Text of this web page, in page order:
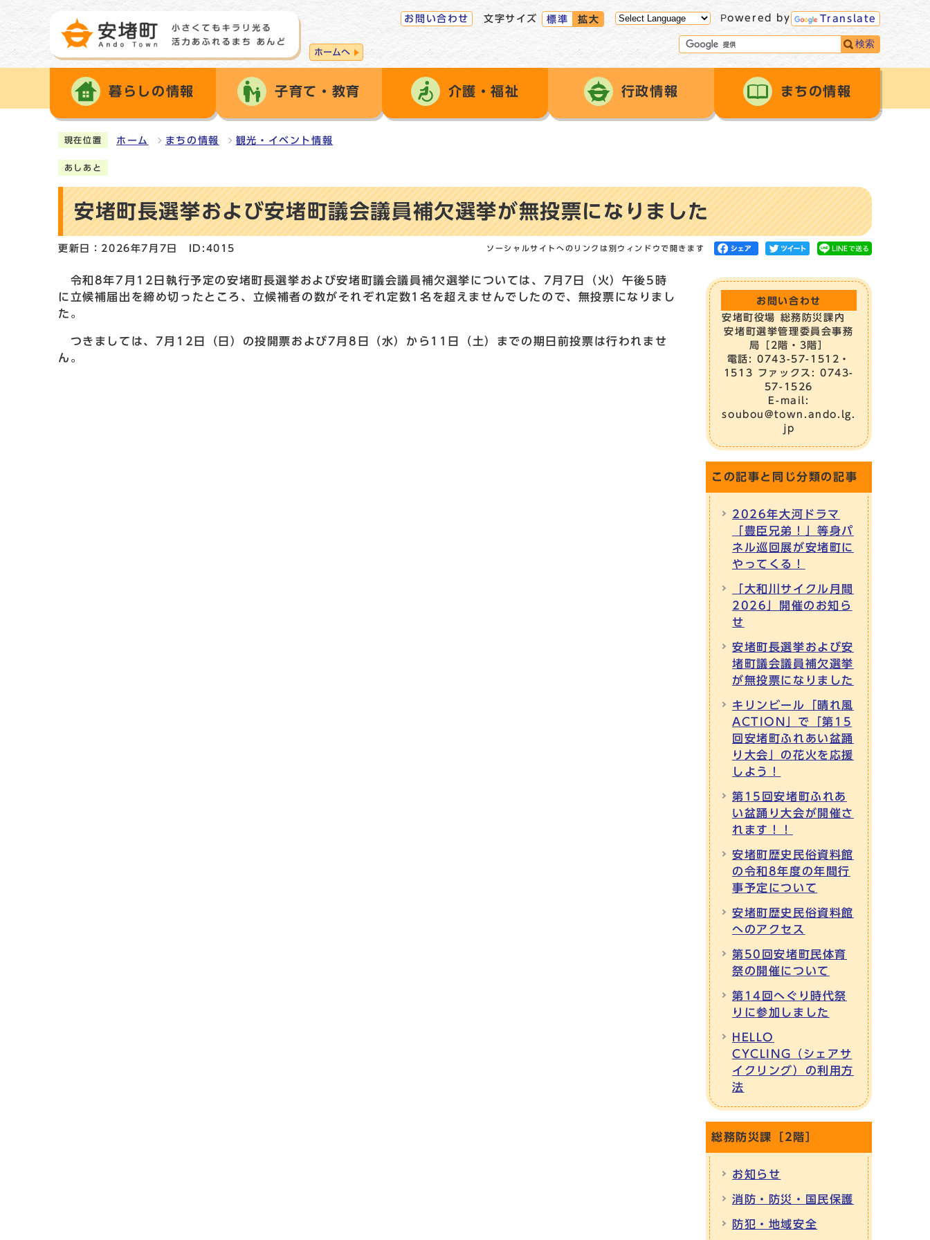
ホームへ
お問い合わせ 文字サイズ 標準 拡大 Powered by Translate
検索
暮らしの情報 子育て・教育 介護・福祉 行政情報 まちの情報
現在位置 ホーム まちの情報 観光・イベント情報
あしあと
安堵町長選挙および安堵町議会議員補欠選挙が無投票になりました
更新日：2026年7月7日 ID:4015 ソーシャルサイトへのリンクは別ウィンドウで開きます
令和8年7月12日執行予定の安堵町長選挙および安堵町議会議員補欠選挙については、7月7日（火）午後5時
に立候補届出を締め切ったところ、立候補者の数がそれぞれ定数1名を超えませんでしたので、無投票になりまし
た。
つきましては、7月12日（日）の投開票および7月8日（水）から11日（土）までの期日前投票は行われませ
ん。
お問い合わせ
安堵町役場 総務防災課内
安堵町選挙管理委員会事務
局［2階・3階］
電話: 0743-57-1512・
1513 ファックス: 0743-
57-1526
E-mail:
soubou@town.ando.lg.
jp
この記事と同じ分類の記事
2026年大河ドラマ
「豊臣兄弟！」等身パ
ネル巡回展が安堵町に
やってくる！
「大和川サイクル月間
2026」開催のお知ら
せ
安堵町長選挙および安
堵町議会議員補欠選挙
が無投票になりました
キリンビール「晴れ風
ACTION」で「第15
回安堵町ふれあい盆踊
り大会」の花火を応援
しよう！
第15回安堵町ふれあ
い盆踊り大会が開催さ
れます！！
安堵町歴史民俗資料館
の令和8年度の年間行
事予定について
安堵町歴史民俗資料館
へのアクセス
第50回安堵町民体育
祭の開催について
第14回へぐり時代祭
りに参加しました
HELLO
CYCLING（シェアサ
イクリング）の利用方
法
総務防災課［2階］
お知らせ
消防・防災・国民保護
防犯・地域安全